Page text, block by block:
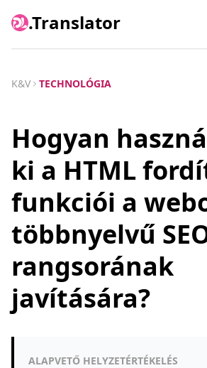
.Translator
K&V TECHNOLÓGIA
Hogyan
ki a HTML
funkciói a
többnyelvű
rangsorának
javítására?
ALAPVETŐ HELYZETÉRTÉKELÉS